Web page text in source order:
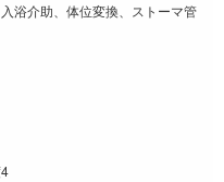
浴介助、体位変換、ストーマ管